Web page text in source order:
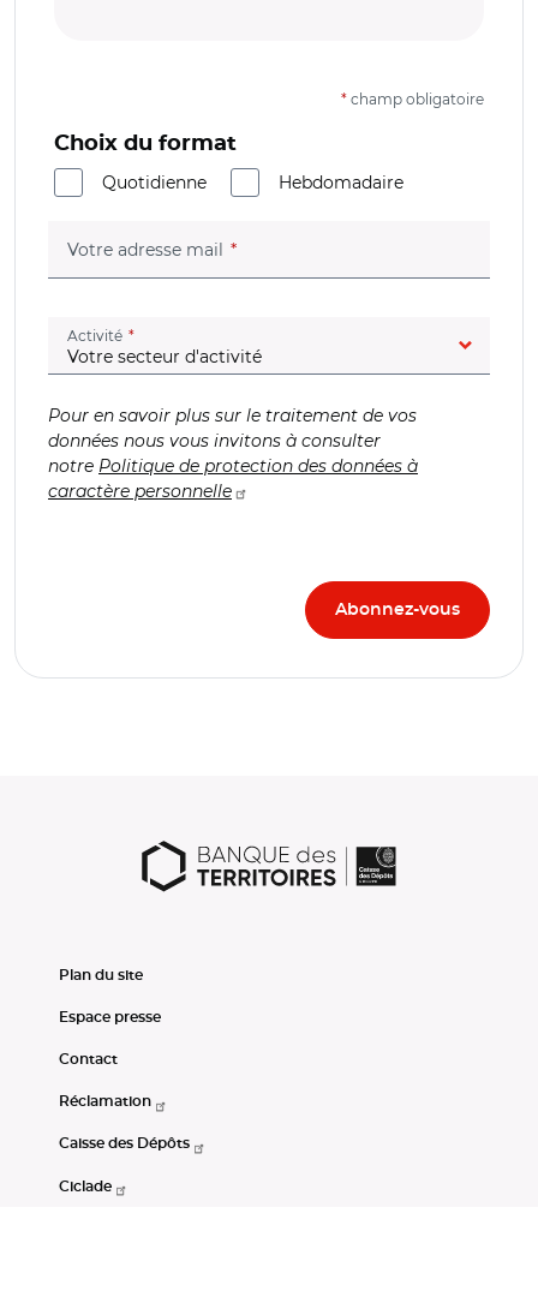
* champ obligatoire
Choix du format
Quotidienne
Hebdomadaire
Votre adresse mail (champ obligatoire)
Activité (champ obligatoire)
Pour en savoir plus sur le traitement de vos
données nous vous invitons à consulter
notre Politique de protection des données à
caractère personnelle
Plan du site
Espace presse
Contact
Réclamation
Caisse des Dépôts
Ciclade